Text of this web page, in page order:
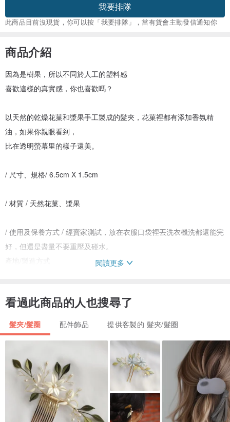
我要排隊
此商品目前沒現貨，你可以按「我要排隊」，當有貨會主動發信通知你
商品介紹
因為是樹果，所以不同於人工的塑料感
喜歡這樣的真實感，你也喜歡嗎？
以天然的乾燥花菓和漿果手工製成的髮夾，花菓裡都有添加香氛精
油，如果你親眼看到，
比在透明螢幕里的樣子還美。
/ 尺寸、規格/ 6.5cm X 1.5cm
/ 材質 / 天然花菓、漿果
/ 使用及保養方式 / 經賣家測試，放在衣服口袋裡丟洗衣機洗都還能完
好，但還是盡量不要重壓及碰水。
產地/製造方式
閱讀更多
看過此商品的人也搜尋了
髮夾/髮圈 配件飾品 提供客製的 髮夾/髮圈